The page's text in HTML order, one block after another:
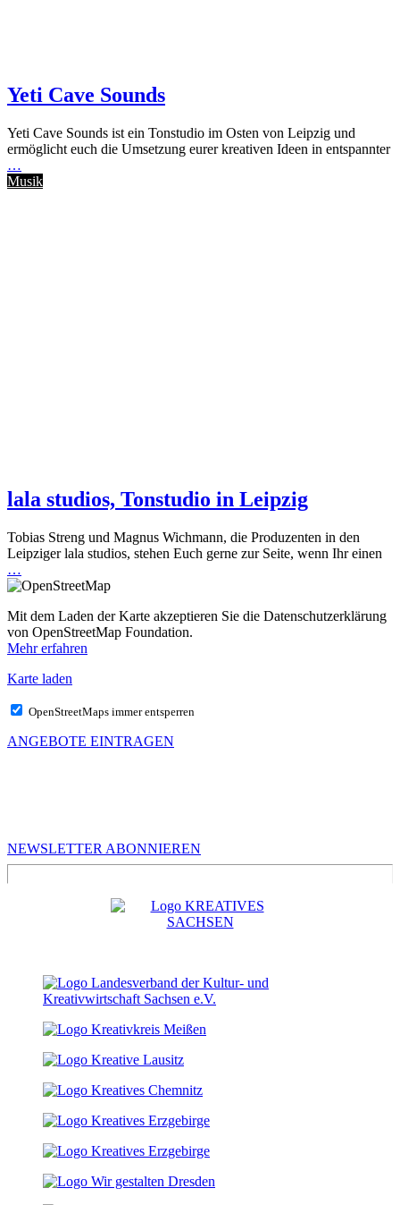
Yeti Cave Sounds
Yeti Cave Sounds ist ein Tonstudio im Osten von Leipzig und
ermöglicht euch die Umsetzung eurer kreativen Ideen in entspannter
…
Musik
lala studios, Tonstudio in Leipzig
Tobias Streng und Magnus Wichmann, die Produzenten in den
Leipziger lala studios, stehen Euch gerne zur Seite, wenn Ihr einen
…
Mit dem Laden der Karte akzeptieren Sie die Datenschutzerklärung
von OpenStreetMap Foundation.
Mehr erfahren
Karte laden
OpenStreetMaps immer entsperren
ANGEBOTE EINTRAGEN
NEWSLETTER ABONNIEREN